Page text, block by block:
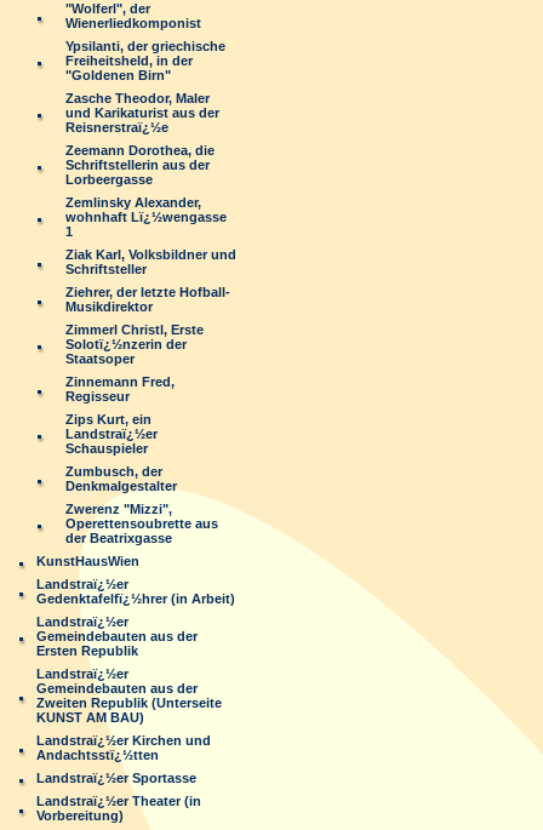
"Wolferl", der
Wienerliedkomponist
Ypsilanti, der griechische
Freiheitsheld, in der
"Goldenen Birn"
Zasche Theodor, Maler
und Karikaturist aus der
Reisnerstraï¿½e
Zeemann Dorothea, die
Schriftstellerin aus der
Lorbeergasse
Zemlinsky Alexander,
wohnhaft Lï¿½wengasse
1
Ziak Karl, Volksbildner und
Schriftsteller
Ziehrer, der letzte Hofball-
Musikdirektor
Zimmerl Christl, Erste
Solotï¿½nzerin der
Staatsoper
Zinnemann Fred,
Regisseur
Zips Kurt, ein
Landstraï¿½er
Schauspieler
Zumbusch, der
Denkmalgestalter
Zwerenz "Mizzi",
Operettensoubrette aus
der Beatrixgasse
KunstHausWien
Landstraï¿½er
Gedenktafelfï¿½hrer (in Arbeit)
Landstraï¿½er
Gemeindebauten aus der
Ersten Republik
Landstraï¿½er
Gemeindebauten aus der
Zweiten Republik (Unterseite
KUNST AM BAU)
Landstraï¿½er Kirchen und
Andachtsstï¿½tten
Landstraï¿½er Sportasse
Landstraï¿½er Theater (in
Vorbereitung)